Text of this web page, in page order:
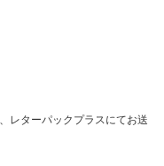
レターパックプラスにてお送